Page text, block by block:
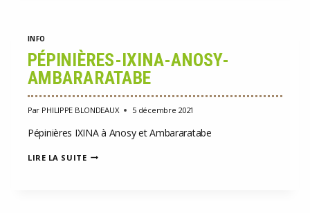
INFO
PÉPINIÈRES-IXINA-ANOSY-
AMBARARATABE
Par PHILIPPE BLONDEAUX 5 décembre 2021
Pépinières IXINA à Anosy et Ambararatabe
LIRE LA SUITEPÉPINIÈRES-